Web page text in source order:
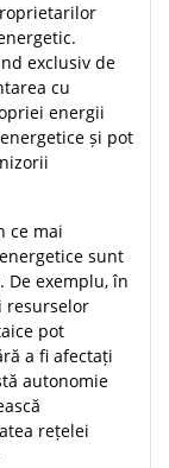
exclusiv de
cu
energii
și pot
ce mai
sunt
exemplu, în
resurselor
pot
a fi afectați
autonomie
rețelei